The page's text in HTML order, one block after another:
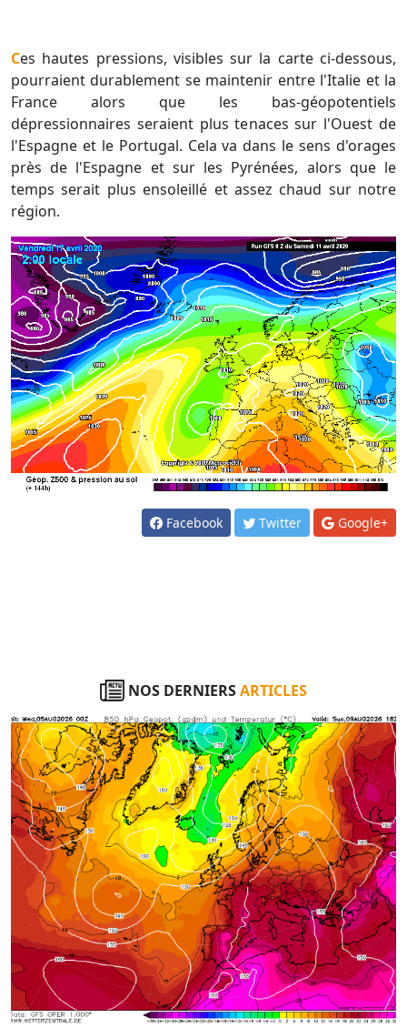
Ces hautes pressions, visibles sur la carte ci-dessous,
pourraient durablement se maintenir entre l'Italie et la
France alors que les bas-géopotentiels
dépressionnaires seraient plus tenaces sur l'Ouest de
l'Espagne et le Portugal. Cela va dans le sens d'orages
près de l'Espagne et sur les Pyrénées, alors que le
temps serait plus ensoleillé et assez chaud sur notre
région.
Facebook Twitter Google+
NOS DERNIERSARTICLES